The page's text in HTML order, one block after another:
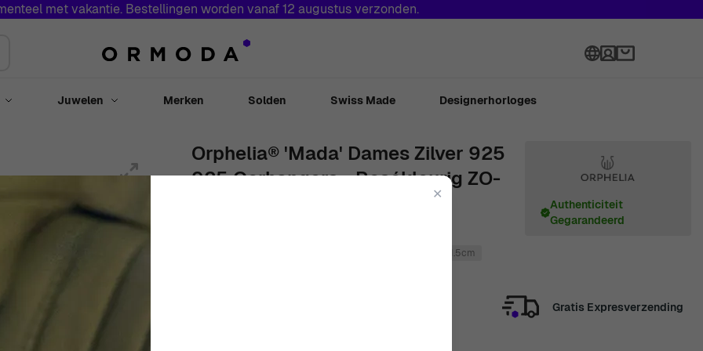
met vakantie. Bestellingen worden vanaf 12 augustus verzonden.
Language
Toggle submenu for Horloges
Juwelen Toggle submenu for Juwelen
Merken Solden Swiss Made Designerhorloges
Orphelia® 'Mada' Dames Zilver 925
925 Oorhangers - Rosékleurig ZO-
Authenticiteit
Gegarandeerd
1.5cm
Gratis Expresverzending
✕